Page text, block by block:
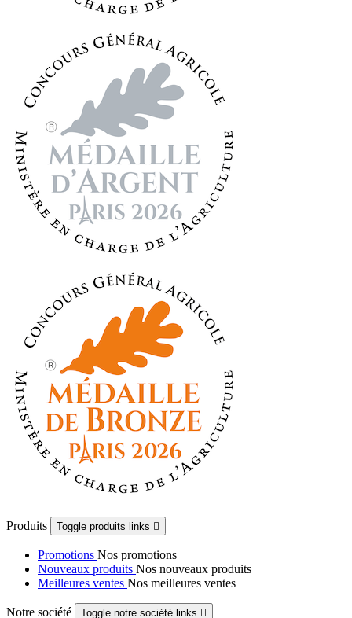
Produits Toggle produits links 
Promotions Nos promotions
Nouveaux produits Nos nouveaux produits
Meilleures ventes Nos meilleures ventes
Notre société Toggle notre société links 